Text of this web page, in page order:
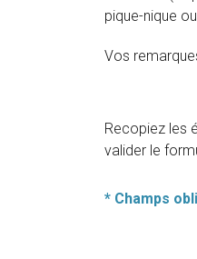
pique-nique
Vos
Recopiez les
valider le
* Champs